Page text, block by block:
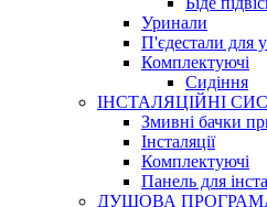
Уринали
П'єдестали для
Комплектуючі
Сидіння
ІНСТАЛЯЦІЙНІ
Змивні бачки
Інсталяції
Комплектуючі
Панель для
ДУШОВА